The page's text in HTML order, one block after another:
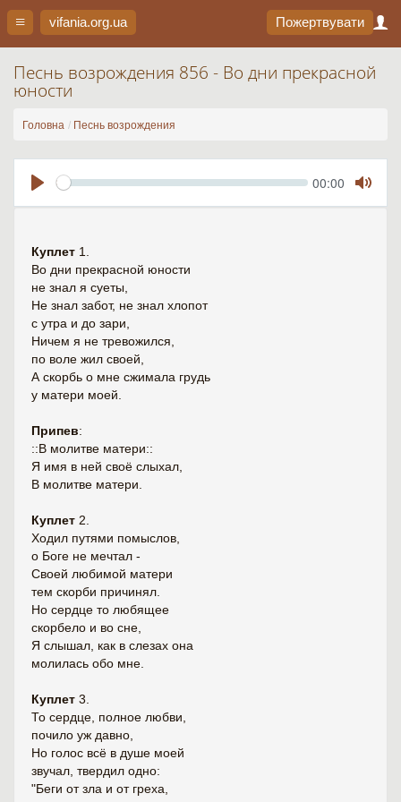
vifania.org.ua Пожертвувати
Песнь возрождения 856 - Во дни прекрасной
юности
Головна Песнь возрождения
Seek Current
00:00
Mute
Куплет 1.
Во дни прекрасной юности
не знал я суеты,
Не знал забот, не знал хлопот
с утра и до зари,
Ничем я не тревожился,
по воле жил своей,
А скорбь о мне сжимала грудь
у матери моей.
Припев:
::В молитве матери::
Я имя в ней своё слыхал,
В молитве матери.
Куплет 2.
Ходил путями помыслов,
о Боге не мечтал -
Своей любимой матери
тем скорби причинял.
Но сердце то любящее
скорбело и во сне,
Я слышал, как в слезах она
молилась обо мне.
Куплет 3.
То сердце, полное любви,
почило уж давно,
Но голос всё в душе моей
звучал, твердил одно:
"Беги от зла и от греха,